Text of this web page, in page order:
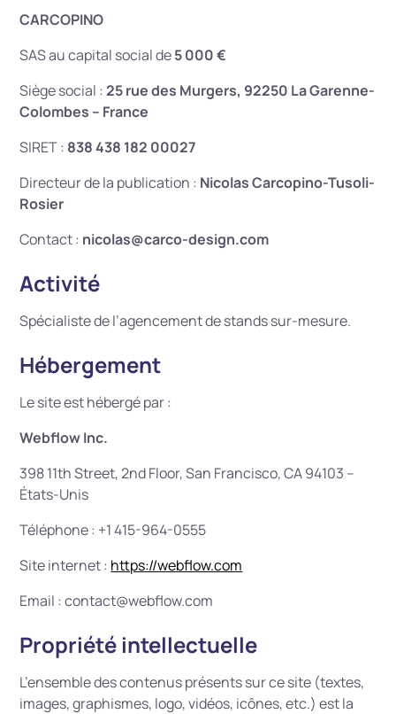
CARCOPINO
SAS au capital social de5 000 €
Siège social :25 rue des Murgers, 92250 La Garenne-
Colombes – France
SIRET : 838 438 182 00027
Directeur de la publication : Nicolas Carcopino-Tusoli-
Rosier
Contact : nicolas@carco-design.com
Activité
Spécialiste de l’agencement de stands sur-mesure.
Hébergement
Le site est hébergé par :
Webflow Inc.
398 11th Street, 2nd Floor, San Francisco, CA 94103 –
États-Unis
Téléphone : +1 415-964-0555
Site internet : https://webflow.com
Email : contact@webflow.com
Propriété intellectuelle
L’ensemble des contenus présents sur ce site (textes,
images, graphismes, logo, vidéos, icônes, etc.) est la